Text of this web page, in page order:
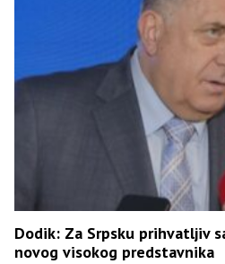
Dodik: Za Srpsku prihvatljiv
novog visokog predstavnika